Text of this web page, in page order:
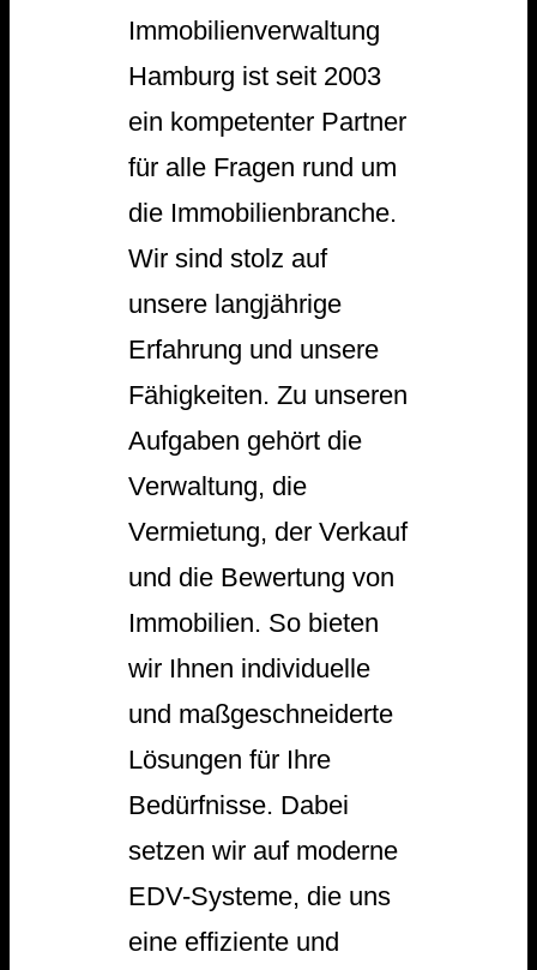
Immobilienverwaltung
Hamburg ist seit 2003
ein kompetenter Partner
für alle Fragen rund um
die Immobilienbranche.
Wir sind stolz auf
unsere langjährige
Erfahrung und unsere
Fähigkeiten. Zu unseren
Aufgaben gehört die
Verwaltung, die
Vermietung, der Verkauf
und die Bewertung von
Immobilien. So bieten
wir Ihnen individuelle
und maßgeschneiderte
Lösungen für Ihre
Bedürfnisse. Dabei
setzen wir auf moderne
EDV-Systeme, die uns
eine effiziente und